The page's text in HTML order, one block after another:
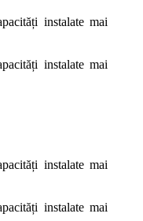
instalate mai
instalate mai
instalate mai
instalate mai